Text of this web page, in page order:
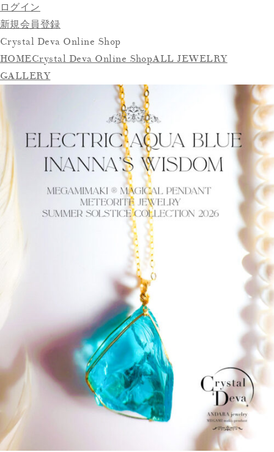
ログイン
新規会員登録
Crystal Deva Online Shop
HOMECrystal Deva Online ShopALL JEWELRY
GALLERY